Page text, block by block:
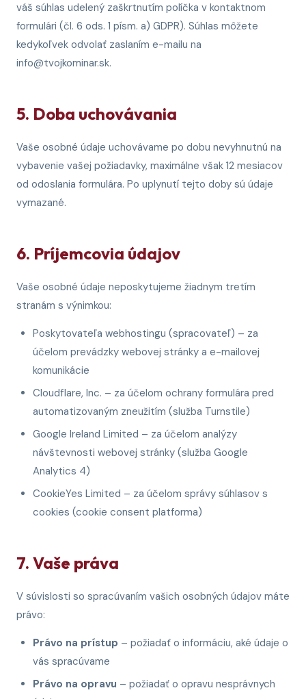
váš súhlas udelený zaškrtnutím políčka v kontaktnom
formulári (čl. 6 ods. 1 písm. a) GDPR). Súhlas môžete
kedykoľvek odvolať zaslaním e-mailu na
info@tvojkominar.sk.
5. Doba uchovávania
Vaše osobné údaje uchovávame po dobu nevyhnutnú na
vybavenie vašej požiadavky, maximálne však 12 mesiacov
od odoslania formulára. Po uplynutí tejto doby sú údaje
vymazané.
6. Príjemcovia údajov
Vaše osobné údaje neposkytujeme žiadnym tretím
stranám s výnimkou:
Poskytovateľa webhostingu (spracovateľ) – za
účelom prevádzky webovej stránky a e-mailovej
komunikácie
Cloudflare, Inc. – za účelom ochrany formulára pred
automatizovaným zneužitím (služba Turnstile)
Google Ireland Limited – za účelom analýzy
návštevnosti webovej stránky (služba Google
Analytics 4)
CookieYes Limited – za účelom správy súhlasov s
cookies (cookie consent platforma)
7. Vaše práva
V súvislosti so spracúvaním vašich osobných údajov máte
právo:
Právo na prístup – požiadať o informáciu, aké údaje o
vás spracúvame
Právo na opravu – požiadať o opravu nesprávnych